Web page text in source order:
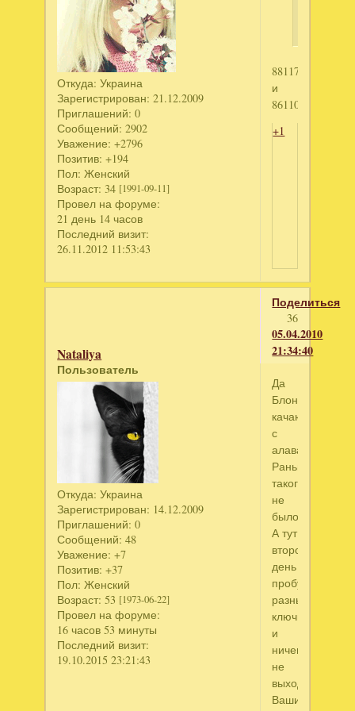
Откуда: Украина
Зарегистрирован: 21.12.2009
Приглашений: 0
Сообщений: 2902
Уважение: +2796
Позитив: +194
Пол: Женский
Возраст: 34 [1991-09-11]
Провел на форуме:
21 день 14 часов
Последний визит:
26.11.2012 11:53:43
88117278113
и
86110231839
+1
Поделиться
36
05.04.2010
21:34:40
Nataliya
Пользователь
Откуда: Украина
Зарегистрирован: 14.12.2009
Приглашений: 0
Сообщений: 48
Уважение: +7
Позитив: +37
Пол: Женский
Возраст: 53 [1973-06-22]
Провел на форуме:
16 часов 53 минуты
Последний визит:
19.10.2015 23:21:43
Да
Блонда
качаю
с
алавара.
Раньше
такого
не
было.
А тут
второй
день
пробую
разные
ключи
и
ничего
не
Вашим